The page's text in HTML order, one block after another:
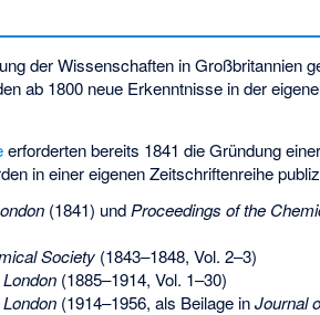
der Wissenschaften in Großbritannien
ab 1800 neue Erkenntnisse in der
erforderten bereits 1841 die Gründung
in einer eigenen Zeitschriftenreihe
(1841) und Proceedings of the
Society(1843–1848, Vol. 2–3)
(1885–1914, Vol. 1–30)
(1914–1956, als Beilage inJournal